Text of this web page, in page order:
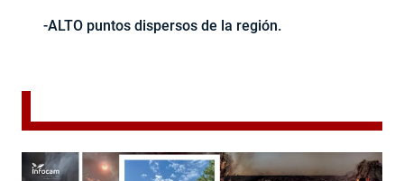
-ALTO puntos dispersos de la región.